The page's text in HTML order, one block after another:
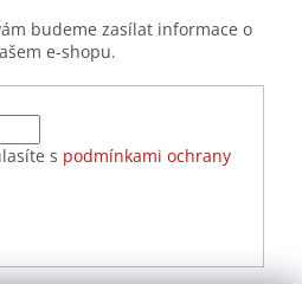
budeme zasílat informace o
e-shopu.
s podmínkami ochrany